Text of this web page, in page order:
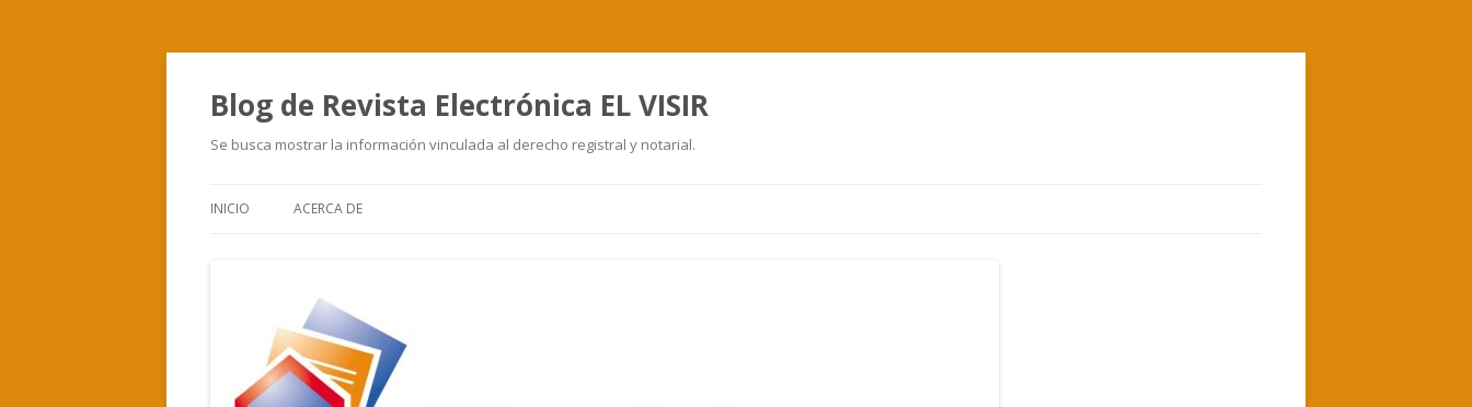
Blog de Revista Electrónica EL VISIR
Se busca mostrar la información vinculada al derecho registral y notarial.
INICIO ACERCA DE